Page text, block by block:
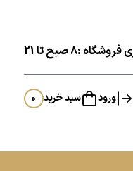
:8 صبح تا 21
ورود سبد خرید 0